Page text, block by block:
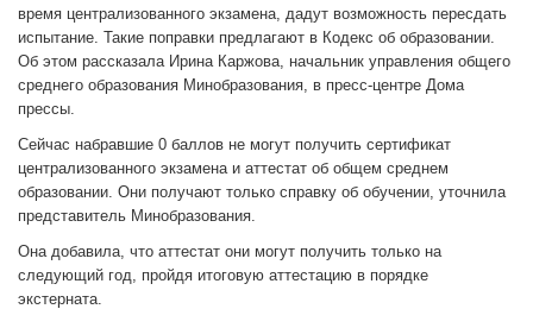
время централизованного экзамена, дадут возможность пересдать
испытание. Такие поправки предлагают в Кодекс об образовании.
Об этом рассказала Ирина Каржова, начальник управления общего
среднего образования Минобразования, в пресс-центре Дома
прессы.
Сейчас набравшие 0 баллов не могут получить сертификат
централизованного экзамена и аттестат об общем среднем
образовании. Они получают только справку об обучении, уточнила
представитель Минобразования.
Она добавила, что аттестат они могут получить только на
следующий год, пройдя итоговую аттестацию в порядке
экстерната.